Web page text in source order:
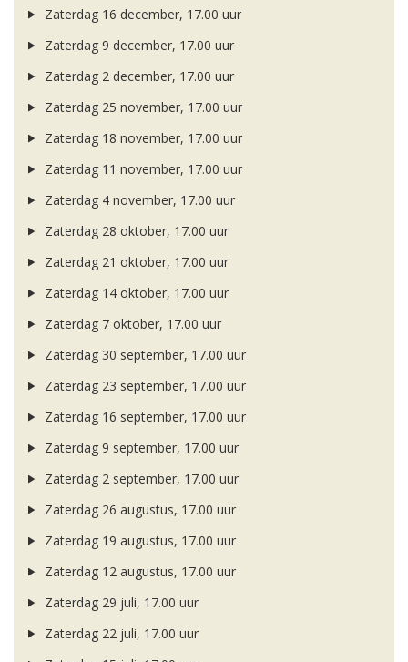
Zaterdag 16 december, 17.00 uur
Zaterdag 9 december, 17.00 uur
Zaterdag 2 december, 17.00 uur
Zaterdag 25 november, 17.00 uur
Zaterdag 18 november, 17.00 uur
Zaterdag 11 november, 17.00 uur
Zaterdag 4 november, 17.00 uur
Zaterdag 28 oktober, 17.00 uur
Zaterdag 21 oktober, 17.00 uur
Zaterdag 14 oktober, 17.00 uur
Zaterdag 7 oktober, 17.00 uur
Zaterdag 30 september, 17.00 uur
Zaterdag 23 september, 17.00 uur
Zaterdag 16 september, 17.00 uur
Zaterdag 9 september, 17.00 uur
Zaterdag 2 september, 17.00 uur
Zaterdag 26 augustus, 17.00 uur
Zaterdag 19 augustus, 17.00 uur
Zaterdag 12 augustus, 17.00 uur
Zaterdag 29 juli, 17.00 uur
Zaterdag 22 juli, 17.00 uur